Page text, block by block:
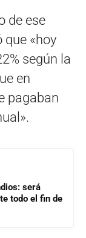
de ese
que «hoy
según la
en
pagaban
será
todo el fin de